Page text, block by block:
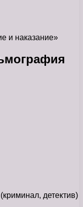
и наказание»
детектив)